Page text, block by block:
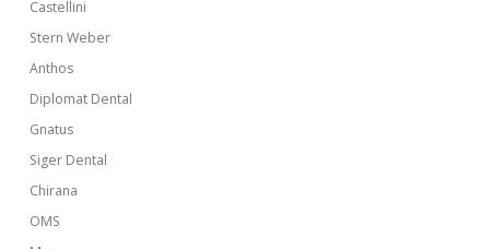
Castellini
Stern Weber
Anthos
Diplomat Dental
Gnatus
Siger Dental
Chirana
OMS